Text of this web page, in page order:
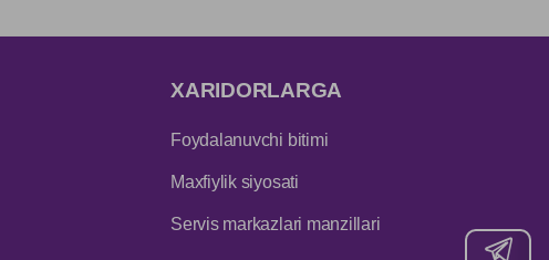
XARIDORLARGA
Foydalanuvchi bitimi
Maxfiylik siyosati
Servis markazlari manzillari